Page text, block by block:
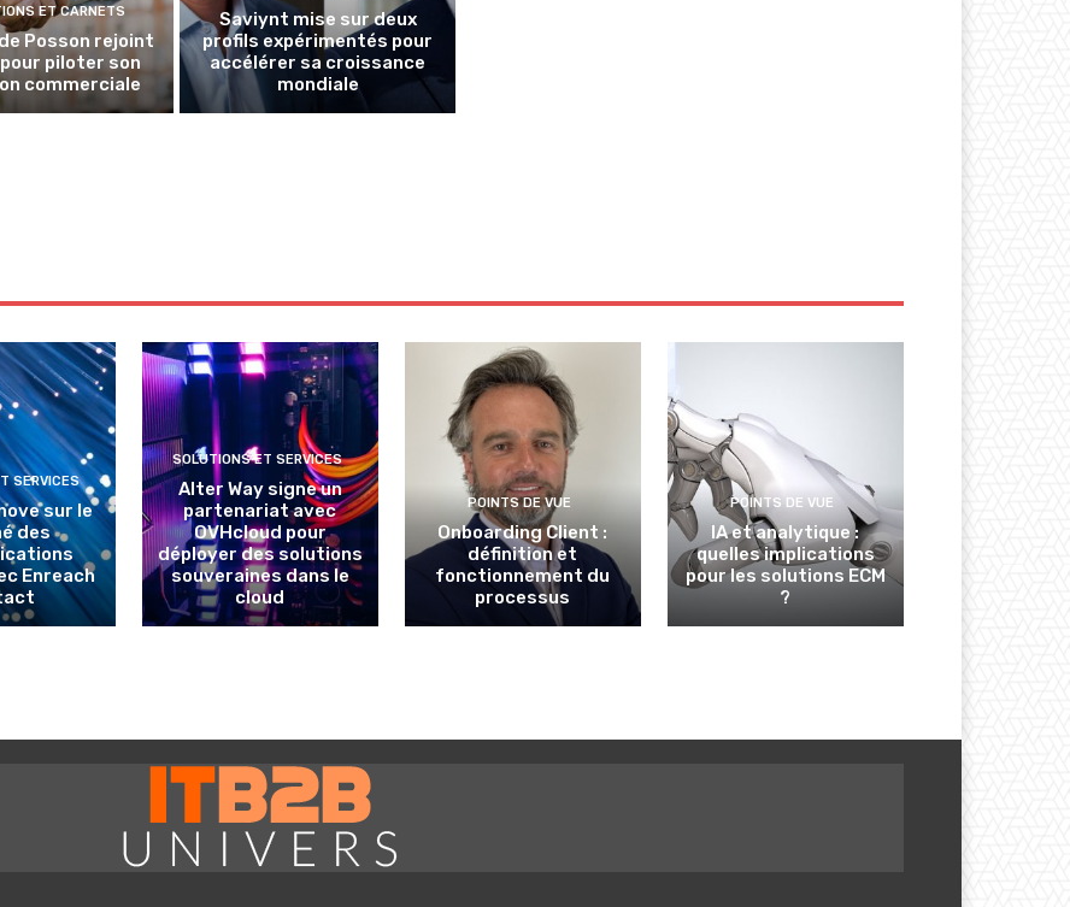
ET CARNETS
Posson rejoint
piloter son
commerciale
Saviynt mise sur deux
profils expérimentés pour
accélérer sa croissance
mondiale
SERVICES
sur le
des
Enreach
SOLUTIONS ET SERVICES
Alter Way signe un
partenariat avec
OVHcloud pour
déployer des solutions
souveraines dans le
cloud
POINTS DE VUE
Onboarding Client :
définition et
fonctionnement du
processus
POINTS DE VUE
IA et analytique :
quelles implications
pour les solutions ECM
?